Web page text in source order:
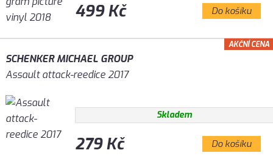
499 Kč Do košíku
SCHENKER MICHAEL GROUP
Assault attack-reedice 2017
Skladem
279 Kč Do košíku
AKČNÍ CENA